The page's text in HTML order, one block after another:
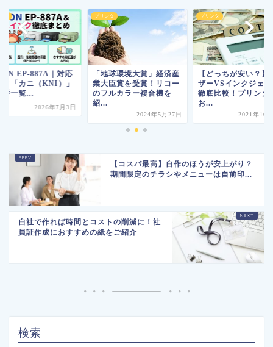
EP-887A｜対応
ク「カニ（KNI）」
番一覧...
2026年7月3日
プリンタ
「地球環境大賞」経済産
業大臣賞を受賞！リコー
のフルカラー複合機を
紹...
2024年5月27日
プリンタ
【どっちが安い？】
ザーVSインクジェ
徹底比較！プリンタ
お...
2021年10
【コスパ最高】自作のほうが安上がり？
期間限定のチラシやメニューは自前印...
自社で作れば時間とコストの削減に！社
員証作成におすすめの紙をご紹介
検索